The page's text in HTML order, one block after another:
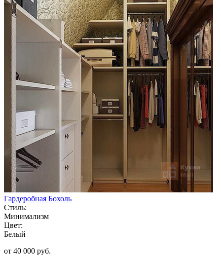
Гардеробная Бохоль
Стиль:
Минимализм
Цвет:
Белый
от 40 000 руб.